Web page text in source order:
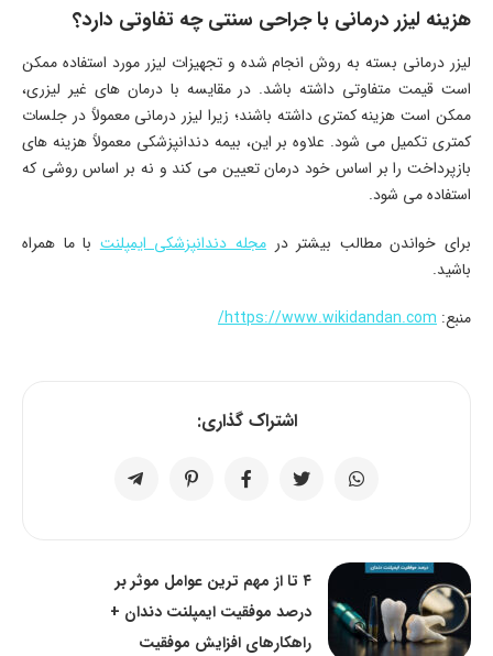
هزینه‌ لیزر درمانی با جراحی سنتی چه تفاوتی دارد؟
لیزر درمانی بسته به روش انجام شده و تجهیزات لیزر مورد استفاده ممکن
است قیمت متفاوتی داشته باشد. در مقایسه با درمان‌ های غیر لیزری،
ممکن است هزینه کمتری داشته باشند؛ زیرا لیزر درمانی معمولاً در جلسات
کمتری تکمیل می‌ شود. علاوه بر این، بیمه دندانپزشکی معمولاً هزینه‌ های
بازپرداخت را بر اساس خود درمان تعیین می‌ کند و نه بر اساس روشی که
استفاده می‌ شود.
برای خواندن مطالب بیشتر در مجله دندانپزشکی ایمپلنتبا ما همراه
باشید.
منبع: https://www.wikidandan.com/
اشتراک گذاری:
۴ تا از مهم ترین عوامل موثر بر
درصد موفقیت ایمپلنت دندان +
راهکارهای افزایش موفقیت